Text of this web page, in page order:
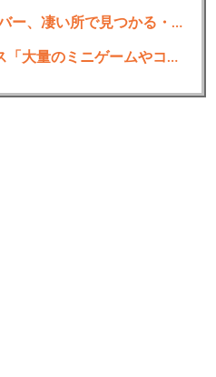
【悲報】ワイのマイナンバー、凄い所で見つかる・・・・・
【マジかよ】FF7リバース「大量のミニゲームやコンテンツでユーザーが疲れ、ゲームから離れた」と浜口直樹ディレクターが公式インタビューで告白